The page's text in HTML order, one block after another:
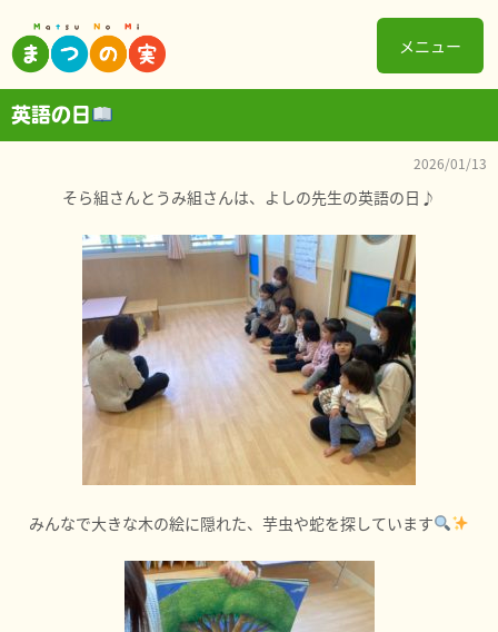
メニュー
英語の日
2026/01/13
そら組さんとうみ組さんは、よしの先生の英語の日♪
みんなで大きな木の絵に隠れた、芋虫や蛇を探しています